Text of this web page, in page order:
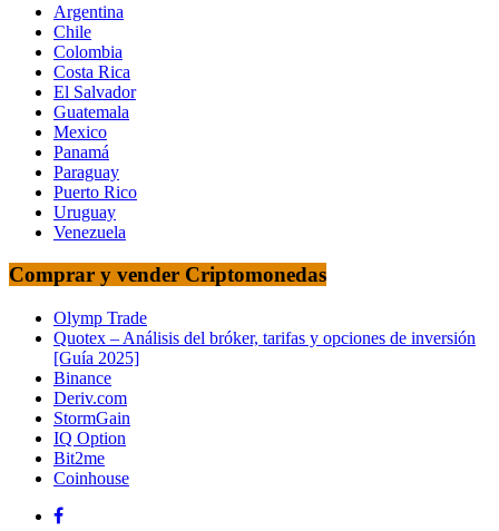
Argentina
Chile
Colombia
Costa Rica
El Salvador
Guatemala
Mexico
Panamá
Paraguay
Puerto Rico
Uruguay
Venezuela
Comprar y vender Criptomonedas
Olymp Trade
Quotex – Análisis del bróker, tarifas y opciones de inversión
[Guía 2025]
Binance
Deriv.com
StormGain
IQ Option
Bit2me
Coinhouse